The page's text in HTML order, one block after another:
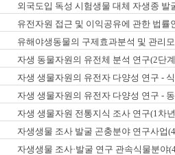
외국도입 독성 시험생물 대체 자생종 발
유전자원 접근 및 이익공유에 관한 법률
유해야생동물의 구제효과분석 및 관리
자생 동물자원의 유전체 분석 연구(2단
자생 생물자원의 유전자 다양성 연구 -
자생 생물자원의 유전자 다양성 연구 -
자생 생물자원 전통지식 조사 연구(1차
자생생물 조사 발굴 곤충분야 연구사업
자생생물 조사·발굴 연구 관속식물분야